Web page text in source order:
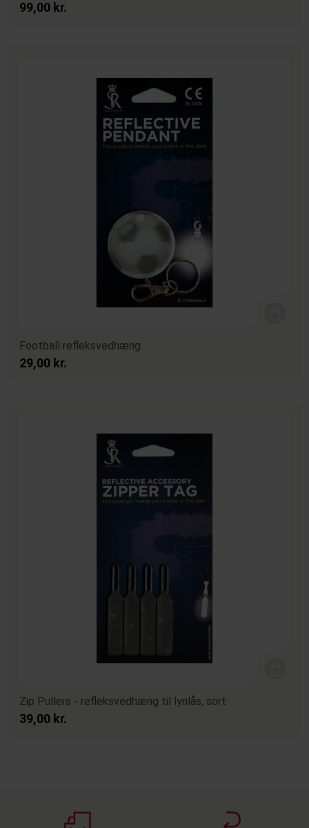
99,00 kr.
Football refleksvedhæng
29,00 kr.
Zip Pullers - refleksvedhæng til lynlås, sort
39,00 kr.